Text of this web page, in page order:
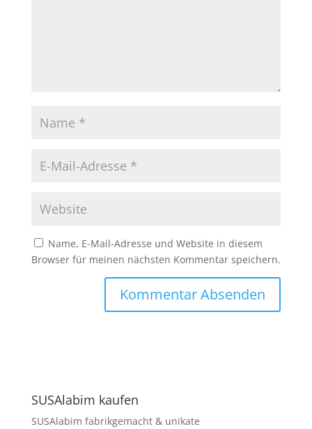
Name, E-Mail-Adresse und Website in diesem
Browser für meinen nächsten Kommentar speichern.
SUSAlabim kaufen
SUSAlabim fabrikgemacht & unikate